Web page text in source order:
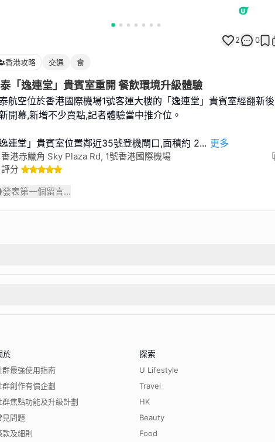
2 0
香港攻略 交通 食
「逸連堂」貴賓室重開 餐飲環境升級體驗
航空位於香港國際機場1號客運大樓的「逸連堂」貴賓室經翻新後
開幕,新增不少賣點,記者體驗當中推介位。
逸連堂」貴賓室位置鄰近35號登機閘口,面積約 2... 更多
香港赤鱲角 Sky Plaza Rd, 1號香港國際機場
評分
發表第一個留言...
於
群最強使用指南
群創作有價企劃
群焦點功能及升級計劃
見問題
款及細則
探索
U Lifestyle
Travel
HK
Beauty
Food